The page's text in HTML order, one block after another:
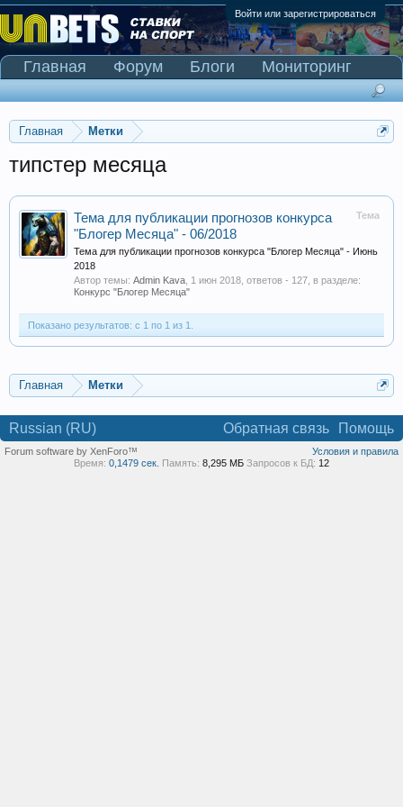
Войти или зарегистрироваться
Главная Метки
типстер месяца
Тема
Тема для публикации прогнозов конкурса
"Блогер Месяца" - 06/2018
Тема для публикации прогнозов конкурса "Блогер Месяца" - Июнь
2018
Автор темы: Admin Kava 1 июн 2018 , ответов - 127, в разделе:
Конкурс "Блогер Месяца"
Показано результатов: с 1 по 1 из 1.
Главная Метки
Главная Форум Блоги
Мониторинг
Сканер Pinnacle
Russian (RU) Обратная связь Помощь
Условия и правила
Forum software by XenForo™
Время: 0,1479 сек. Память: 8,295 МБ Запросов к БД: 12